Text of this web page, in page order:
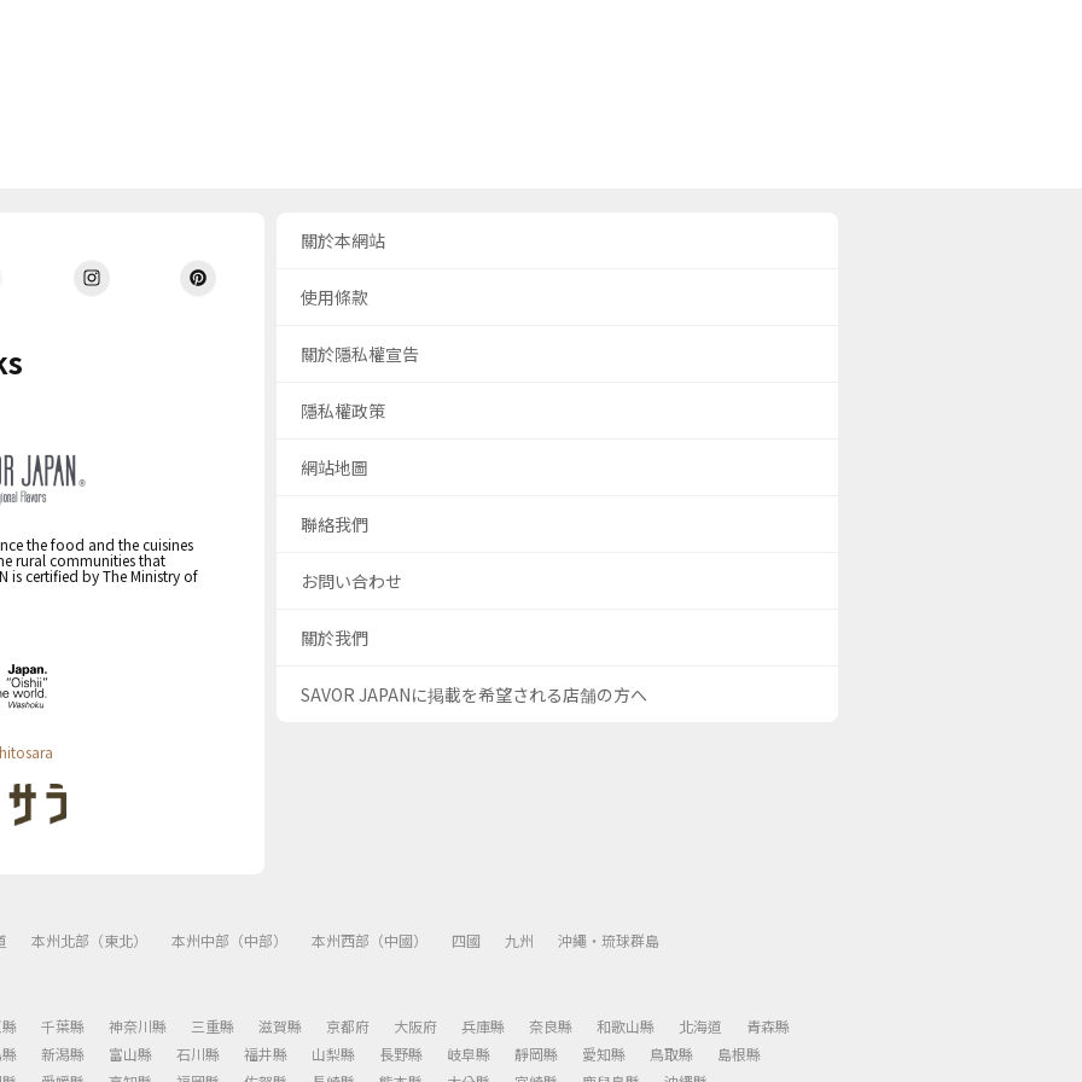
the food and the cuisines
rural communities that
is certified by The Ministry of
關於本網站
使用條款
關於隱私權宣告
隱私權政策
網站地圖
聯絡我們
お問い合わせ
關於我們
SAVOR JAPANに掲載を希望される店舗の方へ
本州北部（東北） 本州中部（中部） 本州西部（中國） 四國 九州 沖繩・琉球群島
千葉縣 神奈川縣 三重縣 滋賀縣 京都府 大阪府 兵庫縣 奈良縣 和歌山縣 北海道
青森縣
新潟縣 富山縣 石川縣 福井縣 山梨縣 長野縣 岐阜縣 靜岡縣 愛知縣 鳥取縣
島根縣